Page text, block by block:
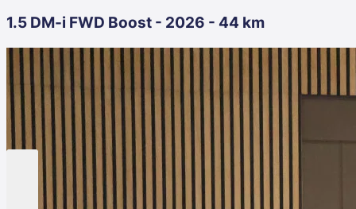
1.5 DM-i FWD Boost - 2026 - 44 km